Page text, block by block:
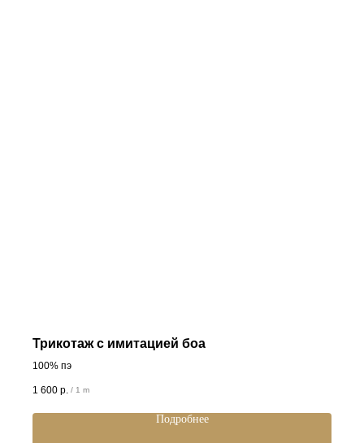
Трикотаж с имитацией боа
100% пэ
1 600 р. / 1 m
Подробнее